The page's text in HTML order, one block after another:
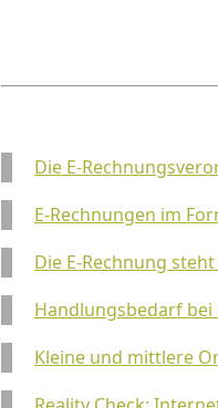
Die E-
E-Rechnungen im
Die E-Rechnung
Handlungsbedarf bei
Kleine und mittlere